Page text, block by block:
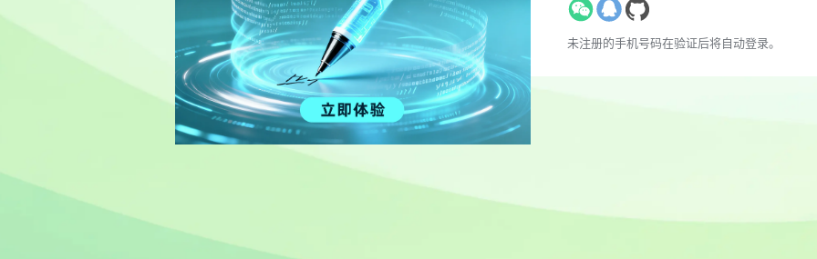
未注册的手机号码在验证后将自动登录。